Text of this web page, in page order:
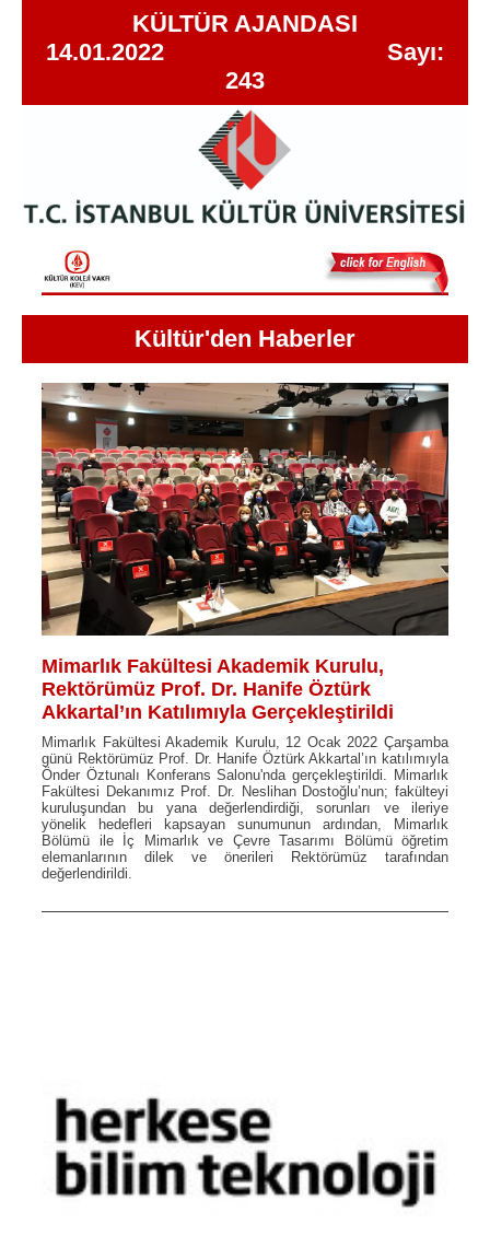
KÜLTÜR AJANDASI
14.01.2022 Sayı:
243
Kültür'den Haberler
Mimarlık Fakültesi Akademik Kurulu,
Rektörümüz Prof. Dr. Hanife Öztürk
Akkartal’ın Katılımıyla Gerçekleştirildi
Mimarlık Fakültesi Akademik Kurulu, 12 Ocak 2022 Çarşamba
günü Rektörümüz Prof. Dr. Hanife Öztürk Akkartal’ın katılımıyla
Önder Öztunalı Konferans Salonu'nda gerçekleştirildi. Mimarlık
Fakültesi Dekanımız Prof. Dr. Neslihan Dostoğlu’nun; fakülteyi
kuruluşundan bu yana değerlendirdiği, sorunları ve ileriye
yönelik hedefleri kapsayan sunumunun ardından, Mimarlık
Bölümü ile İç Mimarlık ve Çevre Tasarımı Bölümü öğretim
elemanlarının dilek ve önerileri Rektörümüz tarafından
değerlendirildi.